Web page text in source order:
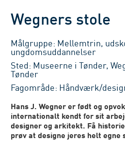
Wegners stole
Målgruppe: Mellemtrin,
ungdomsuddannelser
Sted: Museerne i Tønder,
Tønder
Fagområde: Håndværk/
Hans J. Wegner er født og
internationalt kendt for sit
designer og arkitekt. Få
prøv at designe jeres helt egne